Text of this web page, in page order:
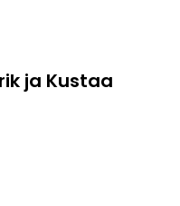
ja Kustaa